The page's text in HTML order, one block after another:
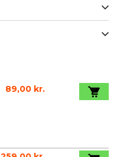
89,00 kr.